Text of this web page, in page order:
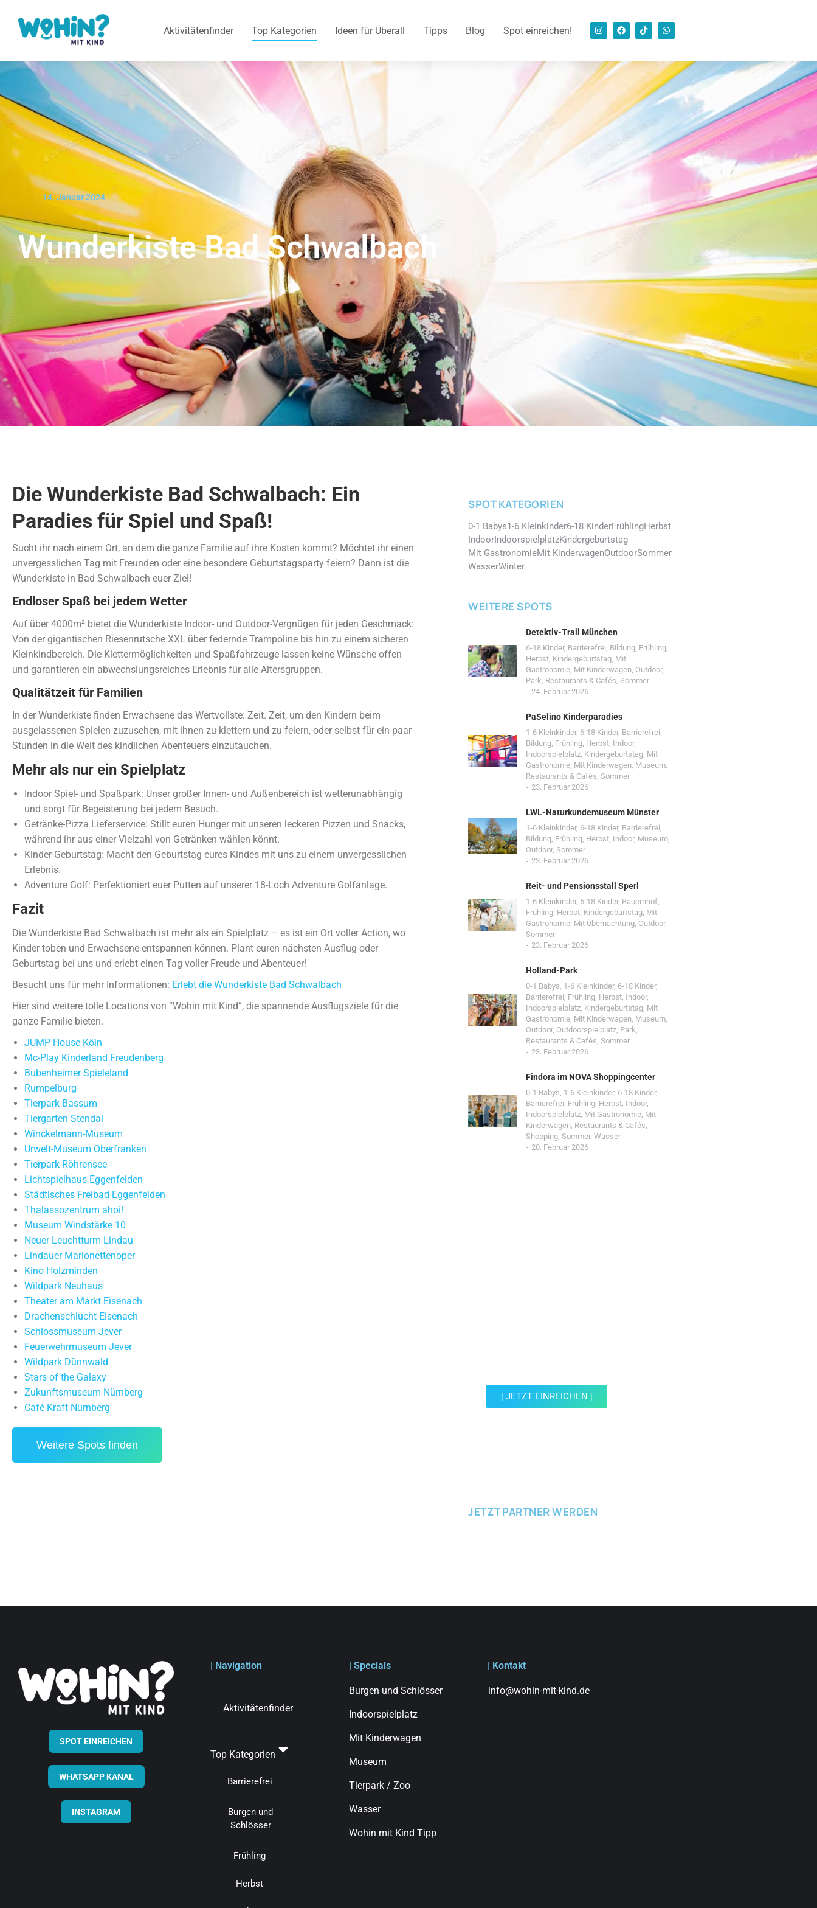
Aktivitätenfinder Top Kategorien Ideen für Überall Tipps Blog Spot einreichen!
14. Januar 2024
Wunderkiste Bad Schwalbach
Die Wunderkiste Bad Schwalbach: Ein
Paradies für Spiel und Spaß!
Sucht ihr nach einem Ort, an dem die ganze Familie auf ihre Kosten kommt? Möchtet ihr einen
unvergesslichen Tag mit Freunden oder eine besondere Geburtstagsparty feiern? Dann ist die
Wunderkiste in Bad Schwalbach euer Ziel!
Endloser Spaß bei jedem Wetter
Auf über 4000m² bietet die Wunderkiste Indoor- und Outdoor-Vergnügen für jeden Geschmack:
Von der gigantischen Riesenrutsche XXL über federnde Trampoline bis hin zu einem sicheren
Kleinkindbereich. Die Klettermöglichkeiten und Spaßfahrzeuge lassen keine Wünsche offen
und garantieren ein abwechslungsreiches Erlebnis für alle Altersgruppen.
Qualitätzeit für Familien
In der Wunderkiste finden Erwachsene das Wertvollste: Zeit. Zeit, um den Kindern beim
ausgelassenen Spielen zuzusehen, mit ihnen zu klettern und zu feiern, oder selbst für ein paar
Stunden in die Welt des kindlichen Abenteuers einzutauchen.
Mehr als nur ein Spielplatz
Indoor Spiel- und Spaßpark: Unser großer Innen- und Außenbereich ist wetterunabhängig
und sorgt für Begeisterung bei jedem Besuch.
Getränke-Pizza Lieferservice: Stillt euren Hunger mit unseren leckeren Pizzen und Snacks,
während ihr aus einer Vielzahl von Getränken wählen könnt.
Kinder-Geburtstag: Macht den Geburtstag eures Kindes mit uns zu einem unvergesslichen
Erlebnis.
Adventure Golf: Perfektioniert euer Putten auf unserer 18-Loch Adventure Golfanlage.
Fazit
Die Wunderkiste Bad Schwalbach ist mehr als ein Spielplatz – es ist ein Ort voller Action, wo
Kinder toben und Erwachsene entspannen können. Plant euren nächsten Ausflug oder
Geburtstag bei uns und erlebt einen Tag voller Freude und Abenteuer!
Besucht uns für mehr Informationen: Erlebt die Wunderkiste Bad Schwalbach
Hier sind weitere tolle Locations von “Wohin mit Kind”, die spannende Ausflugsziele für die
ganze Familie bieten.
JUMP House Köln
Mc-Play Kinderland Freudenberg
Bubenheimer Spieleland
Rumpelburg
Tierpark Bassum
Tiergarten Stendal
Winckelmann-Museum
Urwelt-Museum Oberfranken
Tierpark Röhrensee
Lichtspielhaus Eggenfelden
Städtisches Freibad Eggenfelden
Thalassozentrum ahoi!
Museum Windstärke 10
Neuer Leuchtturm Lindau
Lindauer Marionettenoper
Kino Holzminden
Wildpark Neuhaus
Theater am Markt Eisenach
Drachenschlucht Eisenach
Schlossmuseum Jever
Feuerwehrmuseum Jever
Wildpark Dünnwald
Stars of the Galaxy
Zukunftsmuseum Nürnberg
Café Kraft Nürnberg
Weitere Spots finden
SPOT KATEGORIEN
0-1 Babys1-6 Kleinkinder6-18 KinderFrühlingHerbst
IndoorIndoorspielplatzKindergeburtstag
Mit GastronomieMit KinderwagenOutdoorSommer
WasserWinter
WEITERE SPOTS
Detektiv-Trail München
6-18 Kinder, Barrierefrei, Bildung, Frühling,
Herbst, Kindergeburtstag, Mit
Gastronomie, Mit Kinderwagen, Outdoor,
Park, Restaurants & Cafés, Sommer
24. Februar 2026
PaSelino Kinderparadies
1-6 Kleinkinder, 6-18 Kinder, Barrierefrei,
Bildung, Frühling, Herbst, Indoor,
Indoorspielplatz, Kindergeburtstag, Mit
Gastronomie, Mit Kinderwagen, Museum,
Restaurants & Cafés, Sommer
23. Februar 2026
LWL-Naturkundemuseum Münster
1-6 Kleinkinder, 6-18 Kinder, Barrierefrei,
Bildung, Frühling, Herbst, Indoor, Museum,
Outdoor, Sommer
23. Februar 2026
Reit- und Pensionsstall Sperl
1-6 Kleinkinder, 6-18 Kinder, Bauernhof,
Frühling, Herbst, Kindergeburtstag, Mit
Gastronomie, Mit Übernachtung, Outdoor,
Sommer
23. Februar 2026
Holland-Park
0-1 Babys, 1-6 Kleinkinder, 6-18 Kinder,
Barrierefrei, Frühling, Herbst, Indoor,
Indoorspielplatz, Kindergeburtstag, Mit
Gastronomie, Mit Kinderwagen, Museum,
Outdoor, Outdoorspielplatz, Park,
Restaurants & Cafés, Sommer
23. Februar 2026
Findora im NOVA Shoppingcenter
0-1 Babys, 1-6 Kleinkinder, 6-18 Kinder,
Barrierefrei, Frühling, Herbst, Indoor,
Indoorspielplatz, Mit Gastronomie, Mit
Kinderwagen, Restaurants & Cafés,
Shopping, Sommer, Wasser
20. Februar 2026
| JETZT EINREICHEN |
JETZT PARTNER WERDEN
SPOT EINREICHEN
WHATSAPP KANAL
INSTAGRAM
| Navigation
Aktivitätenfinder
Top Kategorien
Barrierefrei
Burgen und
Schlösser
Frühling
Herbst
| Specials
Burgen und Schlösser
Indoorspielplatz
Mit Kinderwagen
Museum
Tierpark / Zoo
Wasser
Wohin mit Kind Tipp
| Kontakt
info@wohin-mit-kind.de